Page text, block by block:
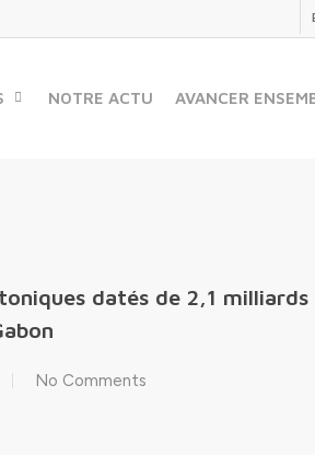
NOTRE ACTU AVANCER
datés de 2,1 milliards
No Comments